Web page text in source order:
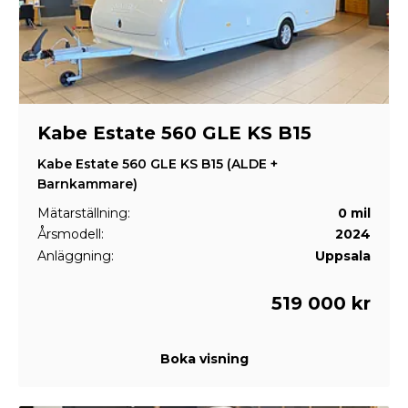
Kabe Estate 560 GLE KS B15
Kabe Estate 560 GLE KS B15 (ALDE +
Barnkammare)
Mätarställning:
0 mil
Årsmodell:
2024
Anläggning:
Uppsala
519 000 kr
Boka visning